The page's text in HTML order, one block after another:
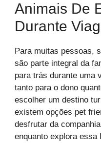
Animais De
Durante
Para muitas pessoas,
são parte integral da
para trás durante uma
tanto para o dono
escolher um destino
existem opções pet
desfrutar da
enquanto explora essa